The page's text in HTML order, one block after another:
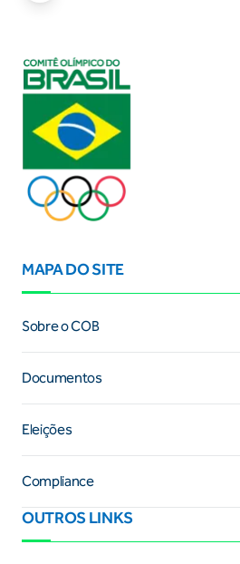
MAPA DO SITE
Sobre o COB
Documentos
Eleições
Compliance
OUTROS LINKS